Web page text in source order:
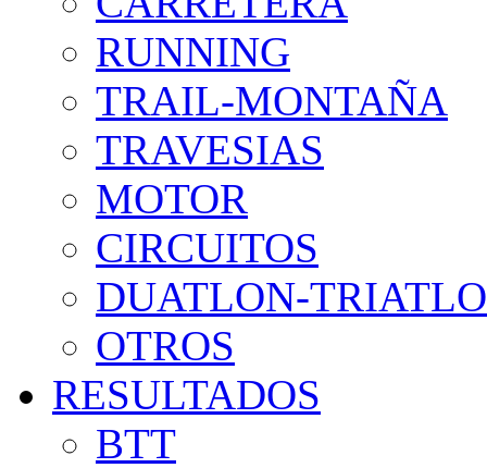
RUNNING
TRAIL-MONTAÑA
TRAVESIAS
MOTOR
CIRCUITOS
DUATLON-
OTROS
RESULTADOS
BTT